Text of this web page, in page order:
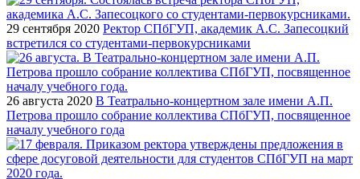
29 сентября 2020 Ректор СПбГУП, академик А.С. Запесоцкий
встретился со студентами-первокурсниками
26 августа 2020 В Театрально-концертном зале имени А.П.
Петрова прошло собрание коллектива СПбГУП, посвященное
началу учебного года